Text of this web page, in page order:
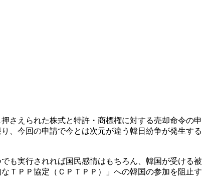
さえられた株式と特許・商標権に対する売却命令の申
、今回の申請で今とは次元が違う韓日紛争が発生する
も実行されれば国民感情はもちろん、韓国が受ける被
ＴＰＰ協定（ＣＰＴＰＰ）」への韓国の参加を阻止す